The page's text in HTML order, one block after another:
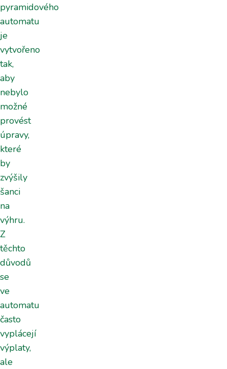
pyramidového
automatu
je
vytvořeno
tak,
aby
nebylo
možné
provést
úpravy,
které
by
zvýšily
šanci
na
výhru.
Z
těchto
důvodů
se
ve
automatu
často
vyplácejí
výplaty,
ale